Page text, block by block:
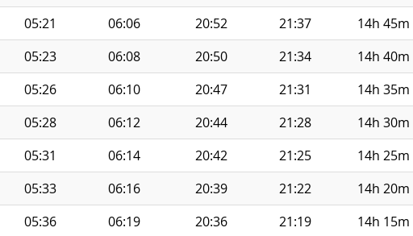
05:21 06:06 20:52 21:37
14h 45m
05:23 06:08 20:50 21:34
14h 40m
05:26 06:10 20:47 21:31
14h 35m
05:28 06:12 20:44 21:28
14h 30m
05:31 06:14 20:42 21:25
14h 25m
05:33 06:16 20:39 21:22
14h 20m
05:36 06:19 20:36 21:19
14h 15m